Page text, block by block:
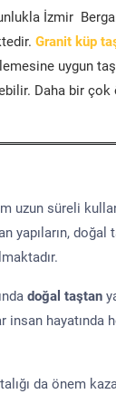
İzmir
Granit küp
uygun
Daha bir çok
uzun süreli
yapıların, doğal
doğal taştan
insan hayatında
da önem